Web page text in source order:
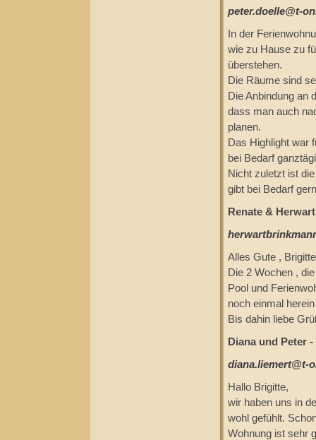
peter.doelle@t-
In der
wie zu Hause zu
überstehen.
Die Räume sind
Die Anbindung an
dass man auch
planen.
Das Highlight war
bei Bedarf
Nicht zuletzt ist
gibt bei Bedarf
Renate &
Alles Gute ,
Die 2 Wochen ,
Pool und
noch einmal
Bis dahin liebe
Diana und Peter
diana.liemert@t-
Hallo Brigitte,
wir haben uns in
wohl gefühlt.
Wohnung ist sehr